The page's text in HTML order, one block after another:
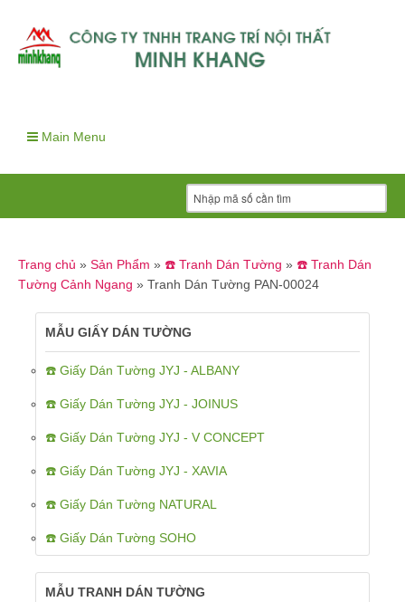
Main Menu
Trang chủ » Sản Phẩm » ☎️ Tranh Dán Tường » ☎️ Tranh Dán
Tường Cảnh Ngang » Tranh Dán Tường PAN-00024
MẪU GIẤY DÁN TƯỜNG
☎️ Giấy Dán Tường JYJ - ALBANY
☎️ Giấy Dán Tường JYJ - JOINUS
☎️ Giấy Dán Tường JYJ - V CONCEPT
☎️ Giấy Dán Tường JYJ - XAVIA
☎️ Giấy Dán Tường NATURAL
☎️ Giấy Dán Tường SOHO
MẪU TRANH DÁN TƯỜNG